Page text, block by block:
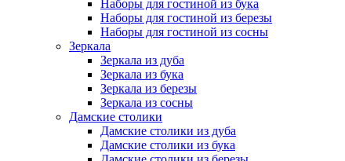
Наборы для гостиной из бука
Наборы для гостиной из березы
Наборы для гостиной из сосны
Зеркала
Зеркала из дуба
Зеркала из бука
Зеркала из березы
Зеркала из сосны
Дамские столики
Дамские столики из дуба
Дамские столики из бука